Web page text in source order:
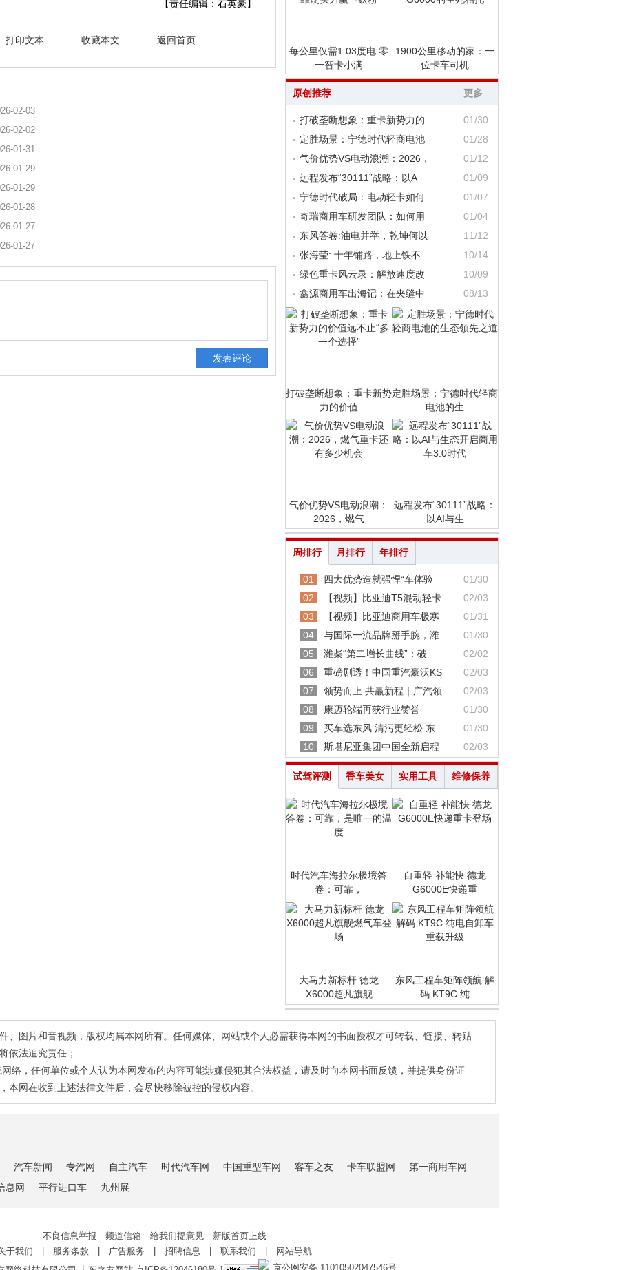
【责任编辑：石英豪】
打印文本 收藏本文 返回首页
02-03
02-02
01-31
01-29
01-29
01-28
01-27
01-27
每公里仅需1.03度电 零
一智卡小满
1900公里移动的家：一
位卡车司机
原创推荐 更多
打破垄断想象：重卡新势力的
01/30
定胜场景：宁德时代轻商电池
01/28
气价优势VS电动浪潮：2026，
01/12
远程发布“30111”战略：以A
01/09
宁德时代破局：电动轻卡如何
01/07
奇瑞商用车研发团队：如何用
01/04
东风答卷:油电并举，乾坤何以
11/12
张海莹: 十年铺路，地上铁不
10/14
绿色重卡风云录：解放速度改
10/09
鑫源商用车出海记：在夹缝中
08/13
打破垄断想象：重卡新势
力的价值
定胜场景：宁德时代轻商
电池的生
气价优势VS电动浪潮：
2026，燃气
远程发布“30111”战略：
以AI与生
周排行 月排行 年排行
01 四大优势造就强悍“车体验
01/30
02
【视频】比亚迪T5混动轻卡
02/03
03
【视频】比亚迪商用车极寒
01/31
04
与国际一流品牌掰手腕，潍
01/30
05
潍柴“第二增长曲线”：破
02/02
06
重磅剧透！中国重汽豪沃KS
02/03
07
领势而上 共赢新程｜广汽领
02/03
08
康迈轮端再获行业赞誉
01/30
09
买车选东风 清污更轻松 东
01/30
10
斯堪尼亚集团中国全新启程 02/03
试驾评测 香车美女 实用工具 维修保养
时代汽车海拉尔极境答
卷：可靠，
自重轻 补能快 德龙
G6000E快递重
大马力新标杆 德龙
X6000超凡旗舰
东风工程车矩阵领航 解
码 KT9C 纯
、图片和音视频，版权均属本网所有。任何媒体、网站或个人必需获得本网的书面授权才可转载、链接、转贴
依法追究责任；
络，任何单位或个人认为本网发布的内容可能涉嫌侵犯其合法权益，请及时向本网书面反馈，并提供身份证
本网在收到上述法律文件后，会尽快移除被控的侵权内容。
汽车新闻 专汽网 自主汽车 时代汽车网 中国重型车网 客车之友 卡车联盟网
第一商用车网
息网
平行进口车 九州展
不良信息举报 频道信箱 给我们提意见 新版首页上线
于我们
服务条款 广告服务 招聘信息 联系我们
网站导航
京公网安备 11010502047546号